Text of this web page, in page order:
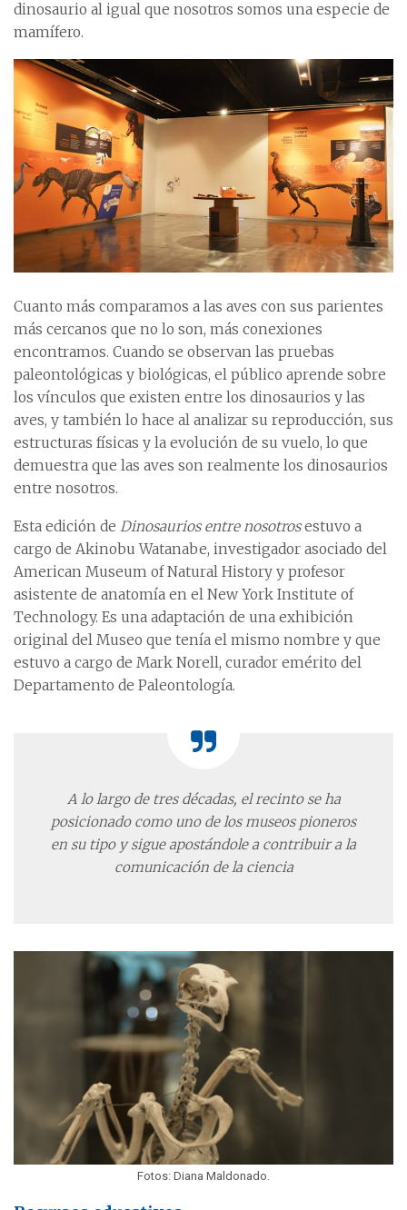
dinosaurio al igual que nosotros somos una especie de
mamífero.
Cuanto más comparamos a las aves con sus parientes
más cercanos que no lo son, más conexiones
encontramos. Cuando se observan las pruebas
paleontológicas y biológicas, el público aprende sobre
los vínculos que existen entre los dinosaurios y las
aves, y también lo hace al analizar su reproducción, sus
estructuras físicas y la evolución de su vuelo, lo que
demuestra que las aves son realmente los dinosaurios
entre nosotros.
Esta edición de Dinosaurios entre nosotrosestuvo a
cargo de Akinobu Watanabe, investigador asociado del
American Museum of Natural History y profesor
asistente de anatomía en el New York Institute of
Technology. Es una adaptación de una exhibición
original del Museo que tenía el mismo nombre y que
estuvo a cargo de Mark Norell, curador emérito del
Departamento de Paleontología.
A lo largo de tres décadas, el recinto se ha
posicionado como uno de los museos pioneros
en su tipo y sigue apostándole a contribuir a la
comunicación de la ciencia
Fotos: Diana Maldonado.